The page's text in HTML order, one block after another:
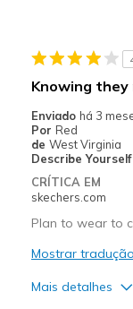
View On Shoes
Knowing they
Enviado há 3
Por Red
de West Virginia
Describe Yourself
CRÍTICA EM
skechers.com
Plan to wear to
Mostrar tradução
Mais detalhes